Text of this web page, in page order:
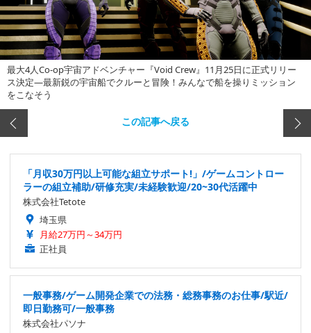
最大4人Co-op宇宙アドベンチャー『Void Crew』11月25日に正式リリー
ス決定―最新鋭の宇宙船でクルーと冒険！みんなで船を操りミッション
をこなそう
この記事へ戻る
「月収30万円以上可能な組立サポート!」/ゲームコントロー
ラーの組立補助/研修充実/未経験歓迎/20~30代活躍中
株式会社Tetote
埼玉県
月給27万円～34万円
正社員
一般事務/ゲーム開発企業での法務・総務事務のお仕事/駅近/
即日勤務可/一般事務
株式会社パソナ